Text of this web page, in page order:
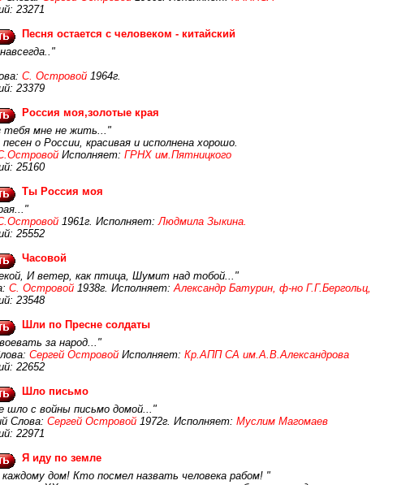
23271
Песня остается с человеком - китайский
С. Островой 1964г.
23379
Россия моя,золотые края
тебя мне не жить..."
о России, красивая и исполнена хорошо.
Исполняет: ГРНХ им.Пятницкого
25160
Ты Россия моя
1961г. Исполняет:Людмила Зыкина.
25552
Часовой
И ветер, как птица, Шумит над тобой..."
С. Островой 1938г. Исполняет:Александр Батурин, ф-но Г.Г.Бергольц,
23548
Шли по Пресне солдаты
за народ..."
Сергей Островой Исполняет: Кр.АПП СА им.А.В.Александрова
22652
Шло письмо
шло с войны письмо домой..."
Слова: Сергей Островой 1972г. Исполняет: Муслим Магомаев
22971
Я иду по земле
дом! Кто посмел назвать человека рабом! "